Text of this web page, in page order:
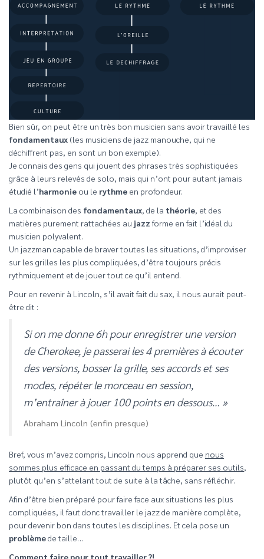
Bien sûr, on peut être un très bon musicien sans avoir travaillé les
fondamentaux (les musiciens de jazz manouche, qui ne
déchiffrent pas, en sont un bon exemple).
Je connais des gens qui jouent des phrases très sophistiquées
grâce à leurs relevés de solo, mais qui n’ont pour autant jamais
étudié l’harmonie ou le rythme en profondeur.
La combinaison des fondamentaux, de la théorie, et des
matières purement rattachées au jazz forme en fait l’idéal du
musicien polyvalent.
Un jazzman capable de braver toutes les situations, d’improviser
sur les grilles les plus compliquées, d’être toujours précis
rythmiquement et de jouer tout ce qu’il entend.
Pour en revenir à Lincoln, s’il avait fait du sax, il nous aurait peut-
être dit :
Si on me donne 6h pour enregistrer une version
de Cherokee, je passerai les 4 premières à écouter
des versions, bosser la grille, ses accords et ses
modes, répéter le morceau en session,
m’entraîner à jouer 100 points en dessous… »
Abraham Lincoln (enfin presque)
Bref, vous m’avez compris, Lincoln nous apprend que nous
sommes plus efficace en passant du temps à préparer ses outils,
plutôt qu’en s’attelant tout de suite à la tâche, sans réfléchir.
Afin d’être bien préparé pour faire face aux situations les plus
compliquées, il faut donc travailler le jazz de manière complète,
pour devenir bon dans toutes les disciplines. Et cela pose un
problèmede taille…
Comment faire pour tout travailler ?!